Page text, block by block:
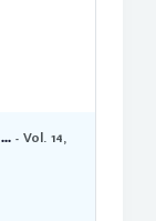
- Vol. 14,